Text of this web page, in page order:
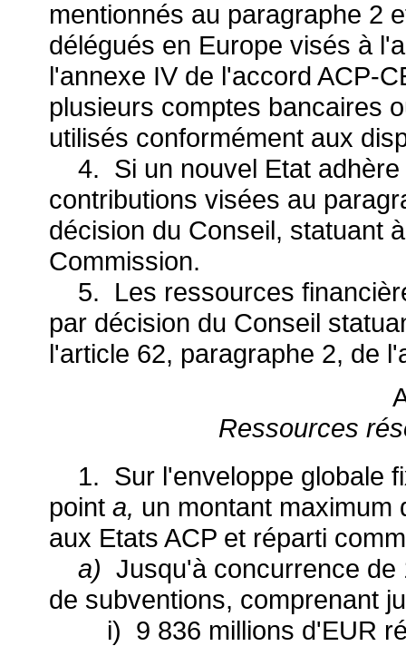
mentionnés au paragraphe 2
délégués en Europe visés à
l'annexe IV de l'accord ACP-
plusieurs comptes bancaires
utilisés conformément aux
4. Si un nouvel Etat adhère
contributions visées au
décision du Conseil, statuant
Commission.
5. Les ressources
par décision du Conseil
l'article 62, paragraphe 2, de
Ressources
1. Sur l'enveloppe globale
point a, un montant maximum
aux Etats ACP et réparti
a) Jusqu'à concurrence
de subventions, comprenant
i) 9 836 millions d'EUR